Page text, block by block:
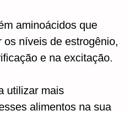
aminoácidos que
os níveis de estrogênio,
e na excitação.
utilizar mais
alimentos na sua